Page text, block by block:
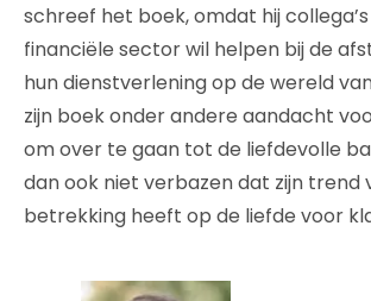
schreef het boek, omdat hij
financiële sector wil helpen bij de
hun dienstverlening op de wereld
zijn boek onder andere aandacht
om over te gaan tot de liefdevolle
dan ook niet verbazen dat zijn trend
betrekking heeft op de liefde voor